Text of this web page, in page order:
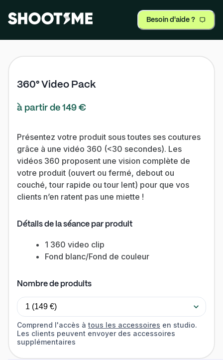
Besoin d'aide ?
360° Video Pack
à partir de 149 €
Présentez votre produit sous toutes ses coutures
grâce à une vidéo 360 (<30 secondes). Les
vidéos 360 proposent une vision complète de
votre produit (ouvert ou fermé, debout ou
couché, tour rapide ou tour lent) pour que vos
clients n’en ratent pas une miette !
Détails de la séance par produit
1 360 video clip
Fond blanc/Fond de couleur
Nombre de produits
Comprend l'accès à tous les accessoires en studio.
Les clients peuvent envoyer des accessoires
supplémentaires